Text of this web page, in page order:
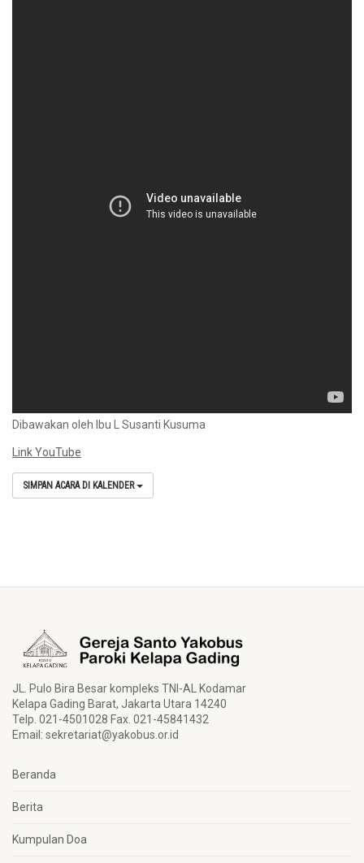
Dibawakan oleh Ibu L Susanti Kusuma
Link YouTube
SIMPAN ACARA DI KALENDER
JL. Pulo Bira Besar kompleks TNI-AL Kodamar
Kelapa Gading Barat, Jakarta Utara 14240
Telp. 021-4501028 Fax. 021-45841432
Email: sekretariat@yakobus.or.id
Beranda
Berita
Kumpulan Doa